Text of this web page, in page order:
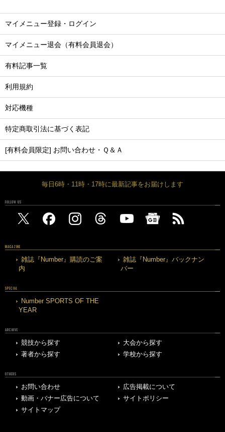
マイメニュー登録・ログイン
マイメニュー退会（有料会員退会）
有料記事一覧
利用規約
対応機種
特定商取引法に基づく表記
[有料会員限定] お問い合わせ・Ｑ＆Ａ
毎日6時・11時・17時に最新記事をお届けします
FOLLOW US
MAGAZINE
雑誌『Number』購読のご案
内
雑誌『Number』バックナン
バー
SPECIAL
Number SPORTS OF THE
YEAR
ARCHIVE
競技から探す
大会から探す
著者から探す
学校から探す
OTHERS
お問い合わせ
広告掲載について
動画・バナー広告について
サイトポリシー
サイトマップ